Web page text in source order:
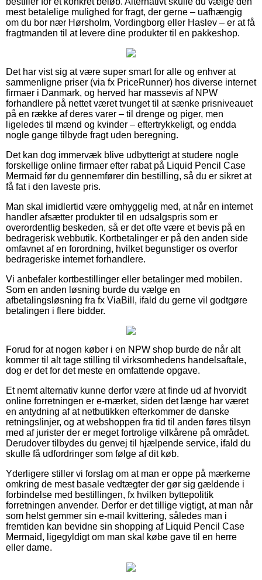
mest betalelige mulighed for fragt, der gerne – uafhængig
om du bor nær Hørsholm, Vordingborg eller Haslev – er at få
fragtmanden til at levere dine produkter til en pakkeshop.
Det har vist sig at være super smart for alle og enhver at
sammenligne priser (via fx PriceRunner) hos diverse internet
firmaer i Danmark, og herved har massevis af NPW
forhandlere på nettet været tvunget til at sænke prisniveauet
på en række af deres varer – til drenge og piger, men
ligeledes til mænd og kvinder – eftertrykkeligt, og endda
nogle gange tilbyde fragt uden beregning.
Det kan dog immervæk blive udbytterigt at studere nogle
forskellige online firmaer efter rabat på Liquid Pencil Case
Mermaid før du gennemfører din bestilling, så du er sikret at
få fat i den laveste pris.
Man skal imidlertid være omhyggelig med, at når en internet
handler afsætter produkter til en udsalgspris som er
overordentlig beskeden, så er det ofte være et bevis på en
bedragerisk webbutik. Kortbetalinger er på den anden side
omfavnet af en forordning, hvilket begunstiger os overfor
bedrageriske internet forhandlere.
Vi anbefaler kortbestillinger eller betalinger med mobilen.
Som en anden løsning burde du vælge en
afbetalingsløsning fra fx ViaBill, ifald du gerne vil godtgøre
betalingen i flere bidder.
Forud for at nogen køber i en NPW shop burde de når alt
kommer til alt tage stilling til virksomhedens handelsaftale,
dog er det for det meste en omfattende opgave.
Et nemt alternativ kunne derfor være at finde ud af hvorvidt
online forretningen er e-mærket, siden det længe har været
en antydning af at netbutikken efterkommer de danske
retningslinjer, og at webshoppen fra tid til anden føres tilsyn
med af jurister der er meget fortrolige vilkårene på området.
Derudover tilbydes du genvej til hjælpende service, ifald du
skulle få udfordringer som følge af dit køb.
Yderligere stiller vi forslag om at man er oppe på mærkerne
omkring de mest basale vedtægter der gør sig gældende i
forbindelse med bestillingen, fx hvilken byttepolitik
forretningen anvender. Derfor er det tillige vigtigt, at man når
som helst gemmer sin e-mail kvittering, således man i
fremtiden kan bevidne sin shopping af Liquid Pencil Case
Mermaid, ligegyldigt om man skal købe gave til en herre
eller dame.